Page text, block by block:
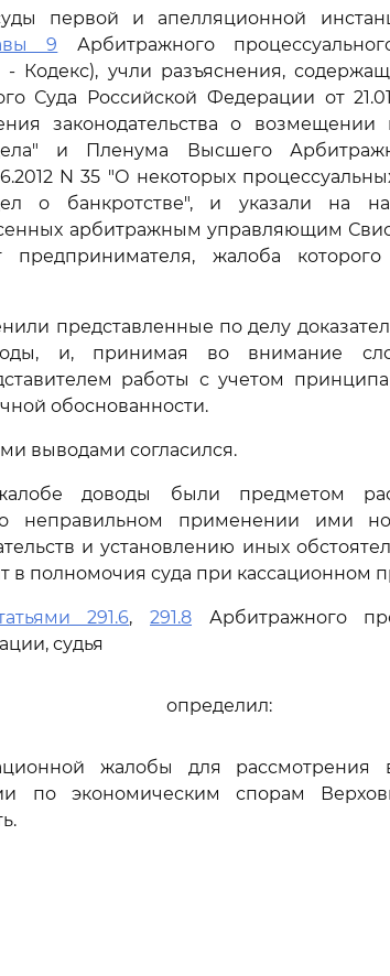
первой и апелляционной
9 Арбитражного
Кодекс), учли разъяснения,
Суда Российской Федерации от
законодательства о возмещении
и Пленума Высшего
N 35 "О некоторых
о банкротстве", и указали на
арбитражным управляющим
предпринимателя, жалоба
представленные по делу
и, принимая во внимание
работы с учетом
обоснованности.
выводами согласился.
доводы были предметом
о неправильном применении ими
и установлению иных
в полномочия суда при кассационном
291.6,291.8 Арбитражного
судья
определил:
жалобы для рассмотрения
по экономическим спорам